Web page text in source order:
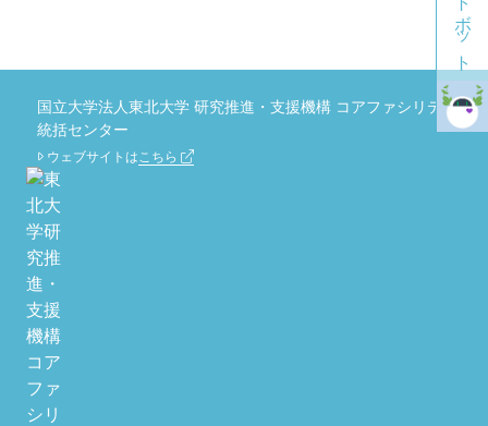
国立大学法人東北大学 研究推進・支援機構 コアファシリティ
統括センター
ウェブサイトはこちら